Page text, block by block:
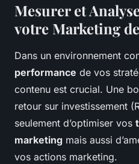
Mesurer et
votre Marketing
Dans un environnement
performance de vos
contenu est crucial. Une
retour sur investissement
seulement d’optimiser vos
marketing mais aussi
vos actions marketing.